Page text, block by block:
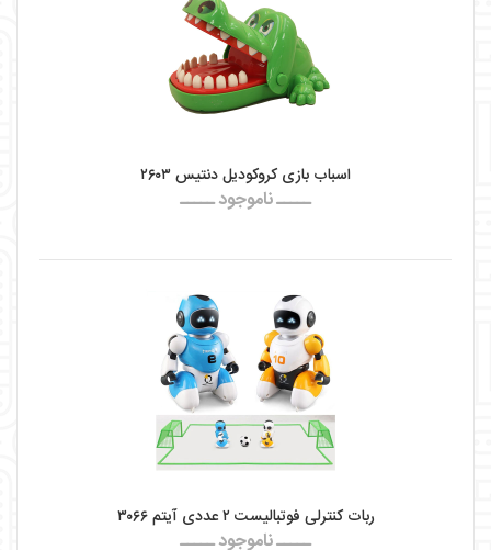
اسباب بازی کروکودیل دنتیس ۲۶۰۳
ـــــ ناموجود ـــــ
ربات کنترلی فوتبالیست ۲ عددی آیتم ۳۰۶۶
ـــــ ناموجود ـــــ